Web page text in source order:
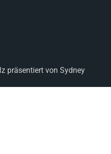
präsentiert von Sydney